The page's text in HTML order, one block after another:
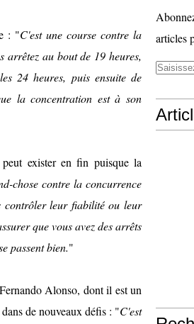
: "C'est une course contre la
arrêtez au bout de 19 heures,
24 heures, puis ensuite de
la concentration est à son
exister en fin puisque la
chose contre la concurrence
contrôler leur fiabilité ou leur
que vous avez des arrêts
passent bien."
Alonso, dont il est un
de nouveaux défis : "C'est
articles